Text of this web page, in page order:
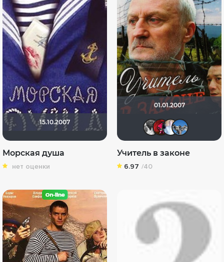
15.10.2007
Морская душа
нет оценки
01.01.2007
Учитель в законе
6.97 /40